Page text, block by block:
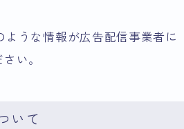
うな情報が広告配信事業者に
い。
いて